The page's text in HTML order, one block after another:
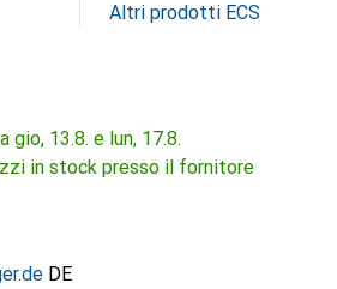
Altri prodotti ECS
gio, 13.8. e lun, 17.8.
in stock presso il fornitore
DE